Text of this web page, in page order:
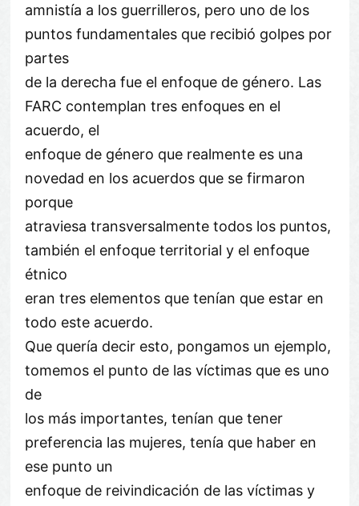
amnistía a los guerrilleros, pero uno de los
puntos fundamentales que recibió golpes por
partes
de la derecha fue el enfoque de género. Las
FARC contemplan tres enfoques en el
acuerdo, el
enfoque de género que realmente es una
novedad en los acuerdos que se firmaron
porque
atraviesa transversalmente todos los puntos,
también el enfoque territorial y el enfoque
étnico
eran tres elementos que tenían que estar en
todo este acuerdo.
Que quería decir esto, pongamos un ejemplo,
tomemos el punto de las víctimas que es uno
de
los más importantes, tenían que tener
preferencia las mujeres, tenía que haber en
ese punto un
enfoque de reivindicación de las víctimas y